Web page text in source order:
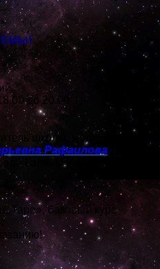
до 20.00
школы, медицинский
Рафаилова
Галины Ивановны)
Таро», базовый курс